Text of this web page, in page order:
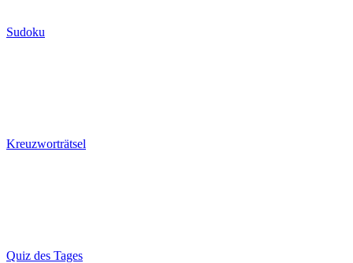
Sudoku
Kreuzworträtsel
Quiz des Tages